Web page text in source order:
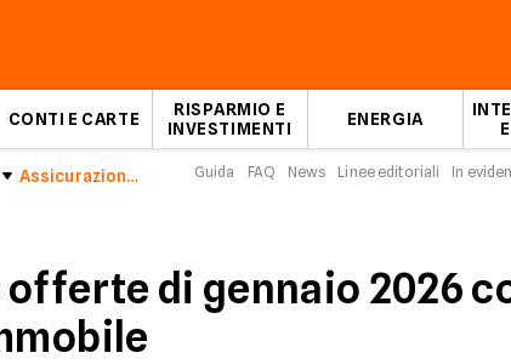
CONTI E CARTE
RISPARMIO E
INVESTIMENTI
ENERGIA
Assicurazione mutuo gennaio 2026 Guida FAQ News Linee editoriali In
di gennaio 2026